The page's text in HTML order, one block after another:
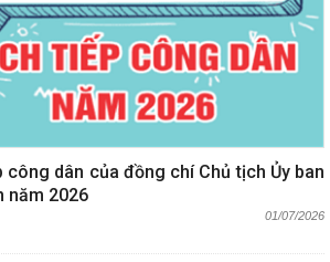
dân của đồng chí Chủ tịch Ủy ban
năm 2026
01/07/2026